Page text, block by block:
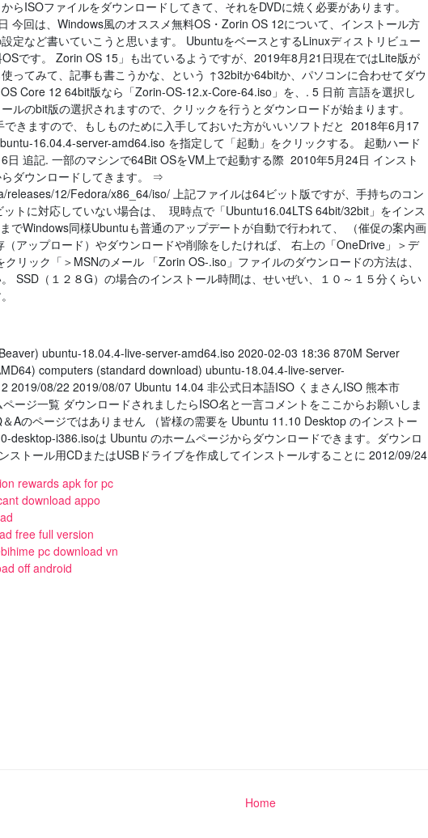
らISOファイルをダウンロードしてきて、それをDVDに焼く必要があります。
今回は、Windows風のオススメ無料OS・Zorin OS 12について、インストール方
定など書いていこうと思います。 UbuntuをベースとするLinuxディストリビュー
です。 Zorin OS 15」も出ているようですが、2019年8月21日現在ではLite版が
ってみて、記事も書こうかな、という ↑32bitか64bitか、パソコンに合わせてダウ
Core 12 64bit版なら「Zorin-OS-12.x-Core-64.iso」を、. 5 日前 言語を選択し
ルのbit版の選択されますので、クリックを行うとダウンロードが始まります。
できますので、もしものために入手しておいた方がいいソフトだと 2018年6月17
16.04.4-server-amd64.iso を指定して「起動」をクリックする。 起動ハード
日 追記. 一部のマシンで64Bit OSをVM上で起動する際 2010年5月24日 インスト
ダウンロードしてきます。 ⇒
12/Fedora/x86_64/iso/ 上記ファイルは64ビット版ですが、手持ちのコン
ットに対応していない場合は、 現時点で「Ubuntu16.04LTS 64bit/32bit」をインス
でWindows同様Ubuntuも普通のアップデートが自動で行われて、 （催促の案内画
アップロード）やダウンロードや削除をしたければ、 右上の「OneDrive」＞デ
リック「＞MSNのメール 「Zorin OS-.iso」ファイルのダウンロードの方法は、
SSD（１２８G）の場合のインストール時間は、せいぜい、１０～１５分くらい
ubuntu-18.04.4-live-server-amd64.iso 2020-02-03 18:36 870M Server
computers (standard download) ubuntu-18.04.4-live-server-
2019/08/22 2019/08/07 Ubuntu 14.04 非公式日本語ISO くまさんISO 熊本市
ージ一覧 ダウンロードされましたらISO名と一言コメントをここからお願いしま
Aのページではありません （皆様の需要を Ubuntu 11.10 Desktop のインストー
desktop-i386.isoは Ubuntu のホームページからダウンロードできます。ダウンロ
ストール用CDまたはUSBドライブを作成してインストールすることに 2012/09/24
rewards apk for pc
download appo
free full version
pc download vn
off android
Home